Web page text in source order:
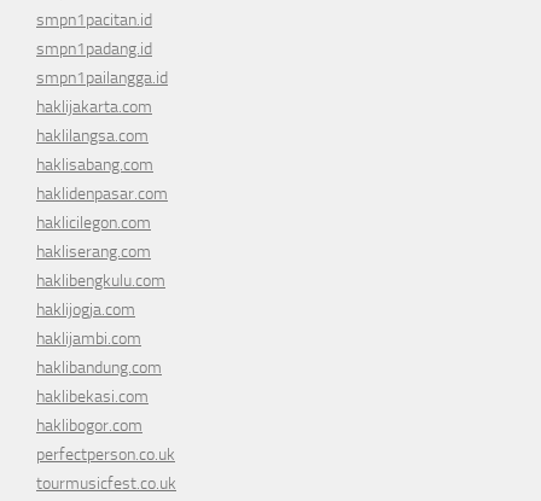
smpn1pacitan.id
smpn1padang.id
smpn1pailangga.id
haklijakarta.com
haklilangsa.com
haklisabang.com
haklidenpasar.com
haklicilegon.com
hakliserang.com
haklibengkulu.com
haklijogja.com
haklijambi.com
haklibandung.com
haklibekasi.com
haklibogor.com
perfectperson.co.uk
tourmusicfest.co.uk